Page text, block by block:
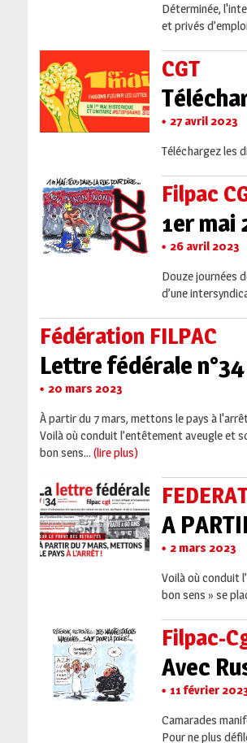
Déterminée,
et privés
CGT
27 avril 2023
Téléchargez les
Filpac
1er mai
26 avril 2023
Douze journées
d’une
Fédération FILPAC
Lettre fédérale n°34
20 mars 2023
À partir du 7 mars, mettons le pays à
Voilà où conduit l’entêtement aveugle et
bon sens... (lire plus)
A
2 mars 2023
Voilà où conduit
bon sens » se
Filpac-
Avec
11 février
Camarades
Pour ne plus